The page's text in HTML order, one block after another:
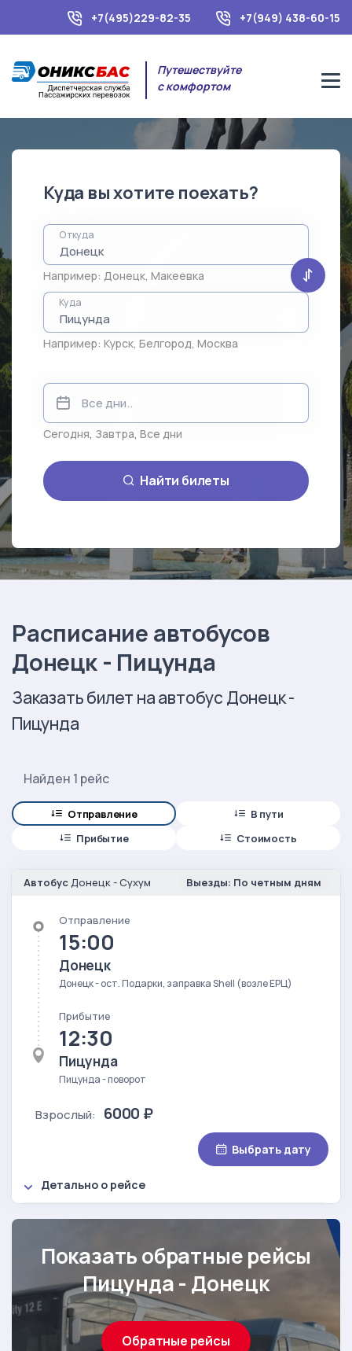
+7(495)229-82-35 +7(949) 438-60-15
Путешествуйте
с комфортом
Куда вы хотите поехать?
Откуда
Например: Донецк, Макеевка
Куда
Например: Курск, Белгород, Москва
Сегодня, Завтра, Все дни
Найти билеты
Расписание автобусов
Донецк - Пицунда
Заказать билет на автобус Донецк -
Пицунда
Найден 1 рейс
Отправление
В пути
Прибытие
Стоимость
АвтобусДонецк - Сухум Выезды: По четным дням
Отправление
15:00
Донецк
Донецк - ост. Подарки, заправка Shell (возле ЕРЦ)
Прибытие
12:30
Пицунда
Пицунда - поворот
Взрослый: 6000 ₽
Выбрать дату
Детально о рейсе
Показать обратные рейсы
Пицунда - Донецк
Обратные рейсы